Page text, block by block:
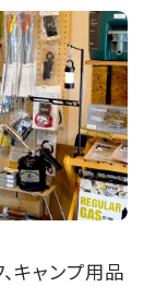
キャンプ用品